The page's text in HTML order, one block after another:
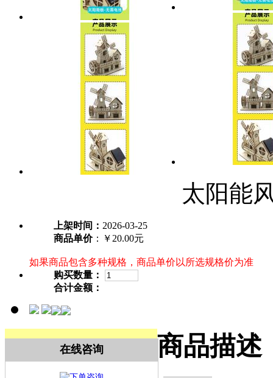
太阳能
上架时间： 2026-03-25
商品单价：￥20.00元
如果商品包含多种规格，商品单价以所选规格价为准
购买数量：
合计金额：
在线咨询 商品描述